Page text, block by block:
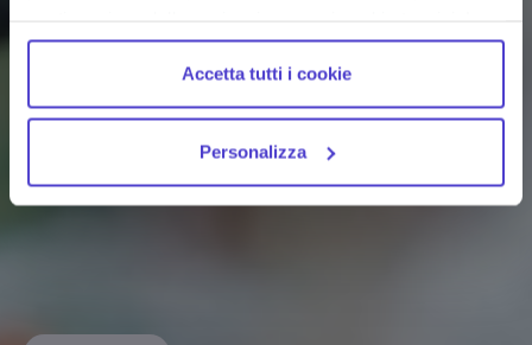
casella dei cookie statistici è già selezionata poiché, non
permettendo la diretta individuazione dell’interessato (cd.
single out), i relativi cookie sono equiparati ai tecnici, ma
deselezionando la relativa casella. Se vuoi maggiori
informazioni sul funzionamento dei cookie attivi sul
Accetta tutti i cookie
Personalizza